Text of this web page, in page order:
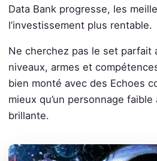
Data Bank progresse, les
l’investissement plus rentable.
Ne cherchez pas le set parfait
niveaux, armes et
bien monté avec des Echoes
mieux qu’un personnage
brillante.